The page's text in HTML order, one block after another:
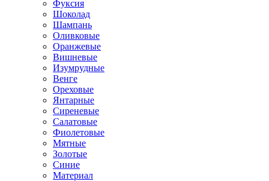
Фуксия
Шоколад
Шампань
Оливковые
Оранжевые
Вишневые
Изумрудные
Венге
Ореховые
Янтарные
Сиреневые
Салатовые
Фиолетовые
Мятные
Золотые
Синие
Материал